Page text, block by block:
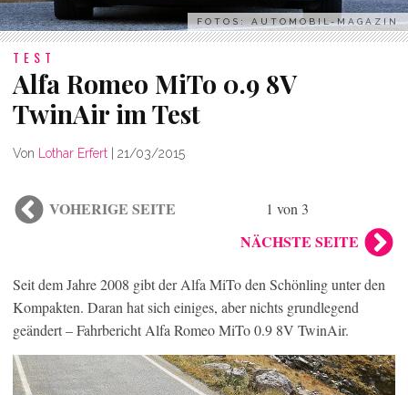
FOTOS: AUTOMOBIL-MAGAZIN
TEST
Alfa Romeo MiTo 0.9 8V
TwinAir im Test
Von Lothar Erfert | 21/03/2015
VOHERIGE SEITE 1 von 3
NÄCHSTE SEITE
Seit dem Jahre 2008 gibt der Alfa MiTo den Schönling unter den
Kompakten. Daran hat sich einiges, aber nichts grundlegend
geändert – Fahrbericht Alfa Romeo MiTo 0.9 8V TwinAir.